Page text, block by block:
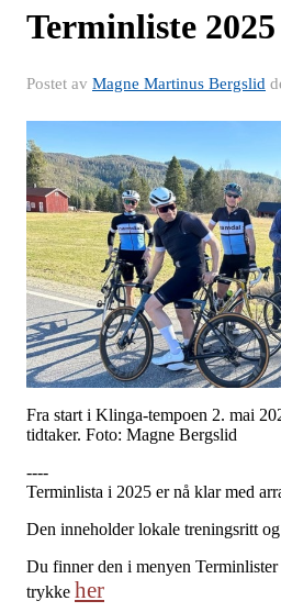
Terminliste 2025
Postet av Magne Martinus Bergslid
Fra start i Klinga-tempoen 2. mai
tidtaker. Foto: Magne Bergslid
----
Terminlista i 2025 er nå klar med
Den inneholder lokale treningsritt
Du finner den i menyen
trykke her